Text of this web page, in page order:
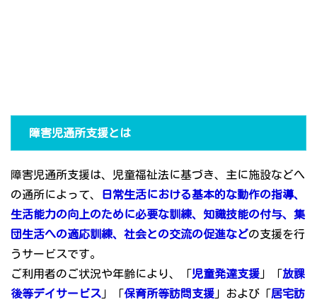
障害児通所支援とは
障害児通所支援は、児童福祉法に基づき、主に施設などへ
の通所によって、
日常生活における基本的な動作の指導、
生活能力の向上のために必要な訓練、知識技能の付与、集
団生活への適応訓練、社会との交流の促進などの支援を行
うサービスです。
ご利用者のご状況や年齢により、「児童発達支援 」「放課
後等デイサービス 」「保育所等訪問支援 」および「居宅訪